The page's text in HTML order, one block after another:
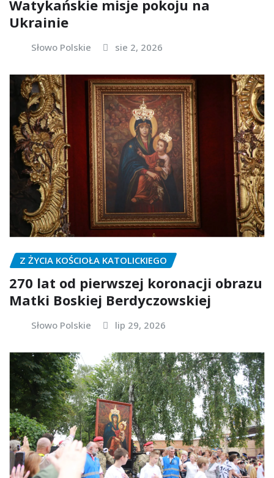
Watykańskie misje pokoju na
Ukrainie
Słowo Polskie sie 2, 2026
Z ŻYCIA KOŚCIOŁA KATOLICKIEGO
270 lat od pierwszej koronacji obrazu
Matki Boskiej Berdyczowskiej
Słowo Polskie lip 29, 2026